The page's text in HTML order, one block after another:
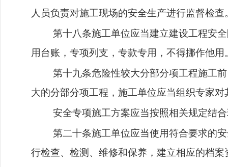
人员负责对施工现场的安全生产进行监督检查
第十八条施工单位应当建立建设工程安
用台账，专项列支，专款专用，不得挪作他用
第十九条危险性较大分部分项工程施工
大的分部分项工程，施工单位应当组织专家
安全专项施工方案应当按照相关规定结
第二十条施工单位应当使用符合要求的
行检查、检测、维修和保养，建立相应的档